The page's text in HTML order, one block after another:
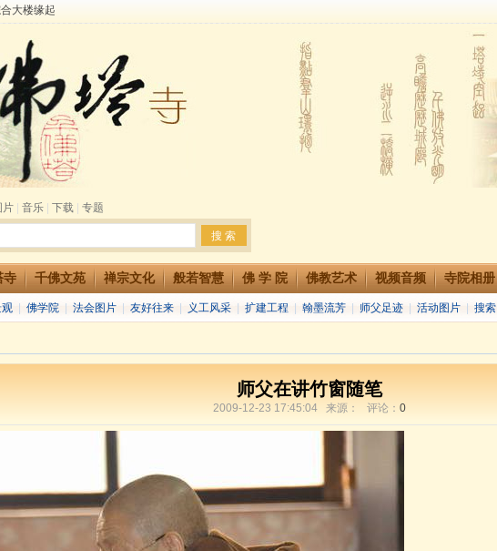
大楼缘起
报名通知
开讲《六祖坛经》
大众的开示
女众部 2016年招生简章
寺弘法
息灾地藏七 冥阳两利普渡群蒙盂兰盆
部2014年招生简章
片| 音乐| 下载| 专题
寺 千佛文苑 禅宗文化 般若智慧 佛 学 院 佛教艺术 视频音频 寺院相册
佛学院 法会图片 友好往来 义工风采 扩建工程 翰墨流芳 师父足迹 活动图片 搜索
师父在讲竹窗随笔
2009-12-23 17:45:04 来源： 评论： 0